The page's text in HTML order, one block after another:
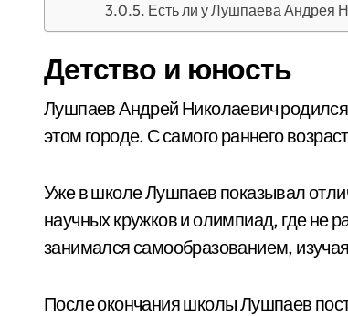
Есть ли у Лушпаева Андрея
Детство и юность
Лушпаев Андрей Николаевич родился
этом городе. С самого раннего
Уже в школе Лушпаев показывал
научных кружков и олимпиад, где не
занимался самообразованием,
После окончания школы Лушпаев